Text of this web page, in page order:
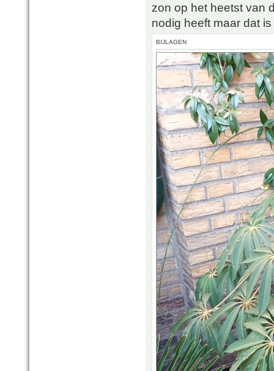
zon op het heetst van
nodig heeft maar dat
BIJLAGEN